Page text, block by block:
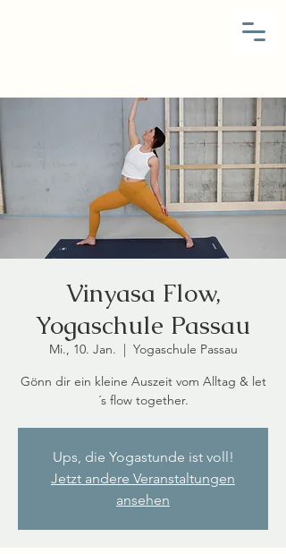
Vinyasa Flow,
Yogaschule Passau
Mi., 10. Jan.
  |
Yogaschule Passau
Gönn dir ein kleine Auszeit vom Alltag & let
´s flow together.
Ups, die Yogastunde ist voll!
Jetzt andere Veranstaltungen
ansehen